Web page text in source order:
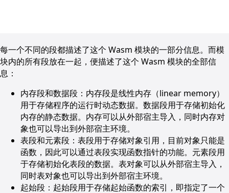
每一个不同的段都描述了这个 Wasm 模块的一部分信息。而模
块内的所有段放在一起，便描述了这个 Wasm 模块的全部信
息：
内存段和数据段：内存段是线性内存（linear memory）
用于存储程序的运行时动态数据。数据段用于存储初始化
内存的静态数据。内存可以从外部宿主导入，同时内存对
象也可以导出到外部宿主环境。
表段和元素段：表段用于存储对象引用，目前对象只能是
函数，因此可以通过表段实现函数指针的功能。元素段用
于存储初始化表段的数据。表对象可以从外部宿主导入，
同时表对象也可以导出到外部宿主环境。
起始段：起始段用于存储起始函数的索引，即指定了一个